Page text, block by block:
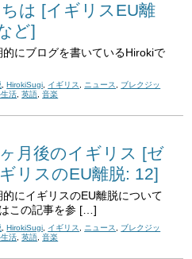
は [イギリスEU離
ど]
にブログを書いているHirokiで
, HirokiSugi, イギリス, ニュース, ブレクジッ
活,英語,音楽
月後のイギリス [ゼ
リスのEU離脱: 12]
にイギリスのEU離脱について
この記事を参 […]
, HirokiSugi, イギリス, ニュース, ブレクジッ
活,英語,音楽